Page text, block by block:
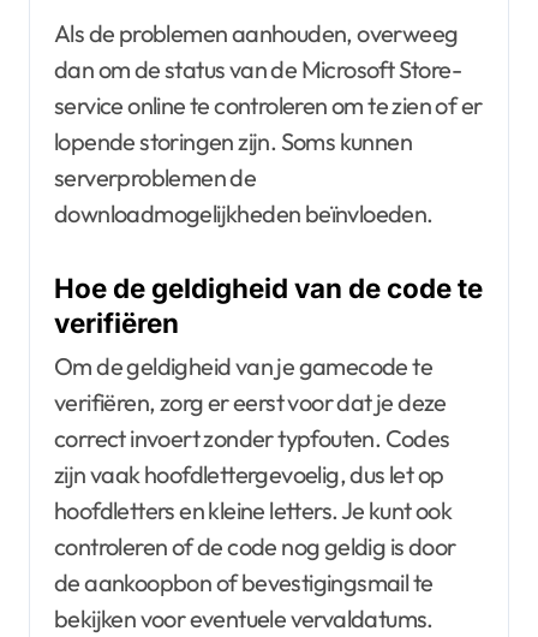
Als de problemen aanhouden, overweeg
dan om de status van de Microsoft Store-
service online te controleren om te zien of er
lopende storingen zijn. Soms kunnen
serverproblemen de
downloadmogelijkheden beïnvloeden.
Hoe de geldigheid van de code te
verifiëren
Om de geldigheid van je gamecode te
verifiëren, zorg er eerst voor dat je deze
correct invoert zonder typfouten. Codes
zijn vaak hoofdlettergevoelig, dus let op
hoofdletters en kleine letters. Je kunt ook
controleren of de code nog geldig is door
de aankoopbon of bevestigingsmail te
bekijken voor eventuele vervaldatums.